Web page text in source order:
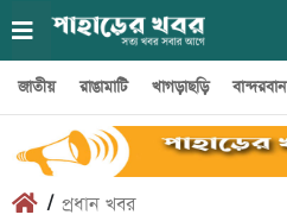
জাতীয় রাঙামাটি খাগড়াছড়ি বান্দরবান
/ প্রধান খবর